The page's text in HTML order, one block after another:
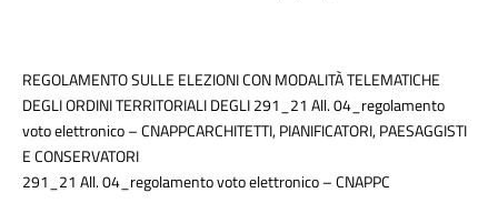
REGOLAMENTO SULLE ELEZIONI CON MODALITÀ TELEMATICHE
DEGLI ORDINI TERRITORIALI DEGLI291_21 All. 04_regolamento
voto elettronico – CNAPPCARCHITETTI, PIANIFICATORI, PAESAGGISTI
E CONSERVATORI
291_21 All. 04_regolamento voto elettronico – CNAPPC